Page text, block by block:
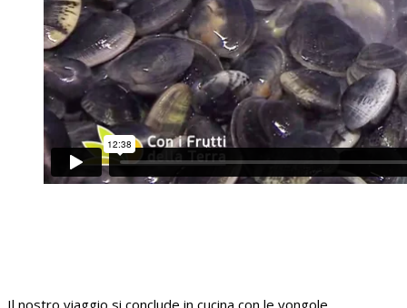
Il nostro viaggio si conclude in cucina con le vongole